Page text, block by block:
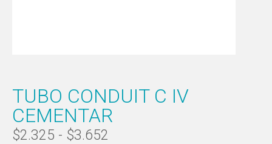
TUBO CONDUIT C IV
CEMENTAR
$2.325 - $3.652